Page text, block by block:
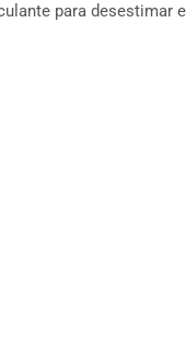
para desestimar